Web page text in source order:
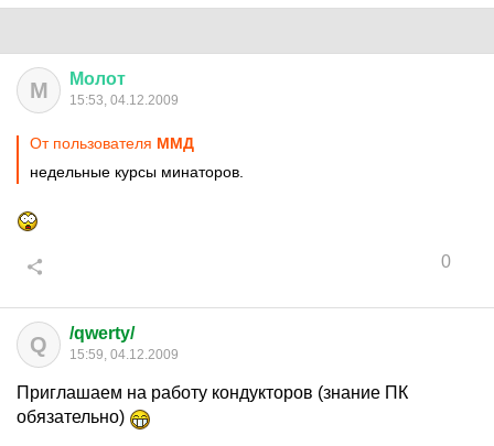
М Молот
15:53, 04.12.2009
От пользователя ММД
недельные курсы минаторов.
0
Q /qwerty/
15:59, 04.12.2009
Приглашаем на работу кондукторов (знание ПК
обязательно)